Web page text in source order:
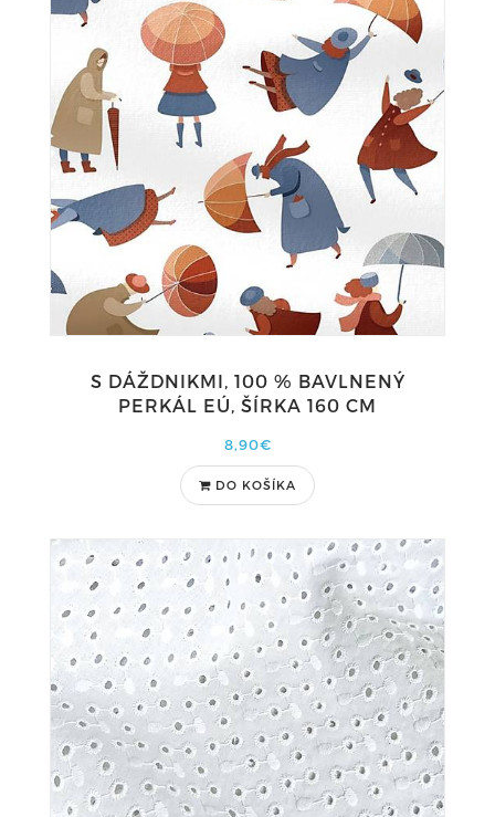
S DÁŽDNIKMI, 100 % BAVLNENÝ
PERKÁL EÚ, ŠÍRKA 160 CM
8,90€
DO KOŠÍKA